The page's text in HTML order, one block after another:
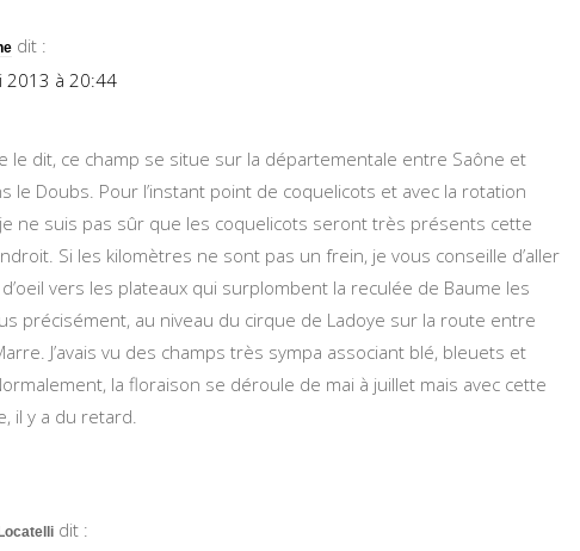
dit :
2013 à 20:44
le dit, ce champ se situe sur la départementale entre Saône et
le Doubs. Pour l’instant point de coquelicots et avec la rotation
ne suis pas sûr que les coquelicots seront très présents cette
Si les kilomètres ne sont pas un frein, je vous conseille d’aller
vers les plateaux qui surplombent la reculée de Baume les
précisément, au niveau du cirque de Ladoye sur la route entre
J’avais vu des champs très sympa associant blé, bleuets et
la floraison se déroule de mai à juillet mais avec cette
il y a du retard.
dit :